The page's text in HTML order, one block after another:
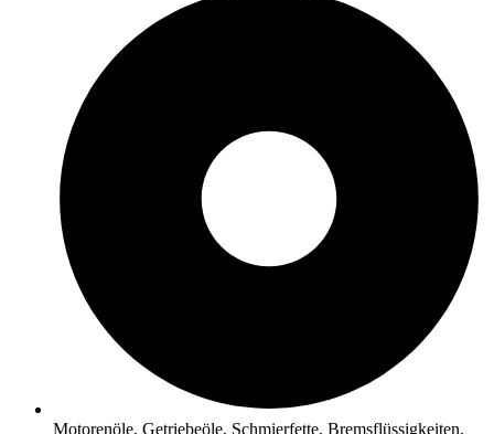
Motorenöle, Getriebeöle, Schmierfette, Bremsflüssigkeiten,